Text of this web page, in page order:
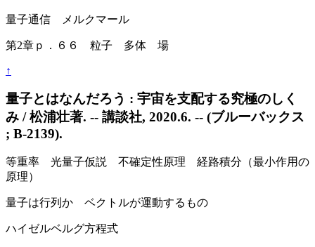
量子通信 メルクマール
第2章ｐ．６６ 粒子 多体 場
↑
量子とはなんだろう : 宇宙を支配する究極のしく
み / 松浦壮著. -- 講談社, 2020.6. -- (ブルーバックス
; B-2139).
等重率 光量子仮説 不確定性原理 経路積分（最小作用の
原理）
量子は行列か ベクトルが運動するもの
ハイゼルベルグ方程式